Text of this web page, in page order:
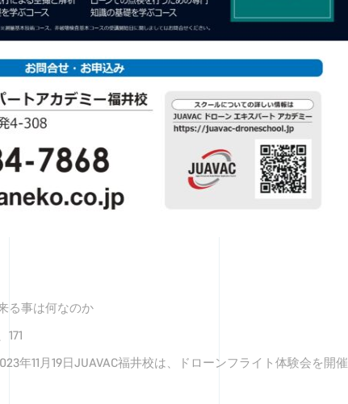
る事は何なのか
年11月19日JUAVAC福井校は、ドローンフライト体験会を開催